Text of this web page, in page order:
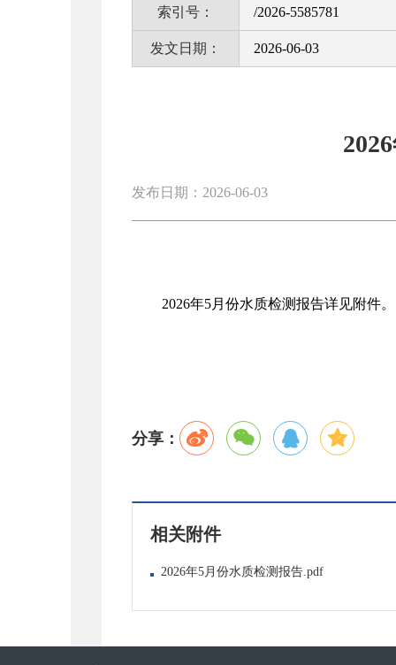
索引号： /2026-5585781
发文日期： 2026-06-03
发布日期：2026-06-03
2026年5月份水质检测报告详见附件。
分享：
相关附件
2026年5月份水质检测报告.pdf